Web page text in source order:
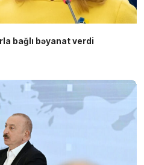
bağlı bəyanat verdi